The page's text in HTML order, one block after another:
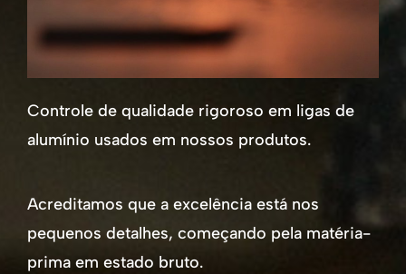
Controle de qualidade rigoroso em ligas de
alumínio usados em nossos produtos.
Acreditamos que a excelência está nos
pequenos detalhes, começando pela matéria-
prima em estado bruto.